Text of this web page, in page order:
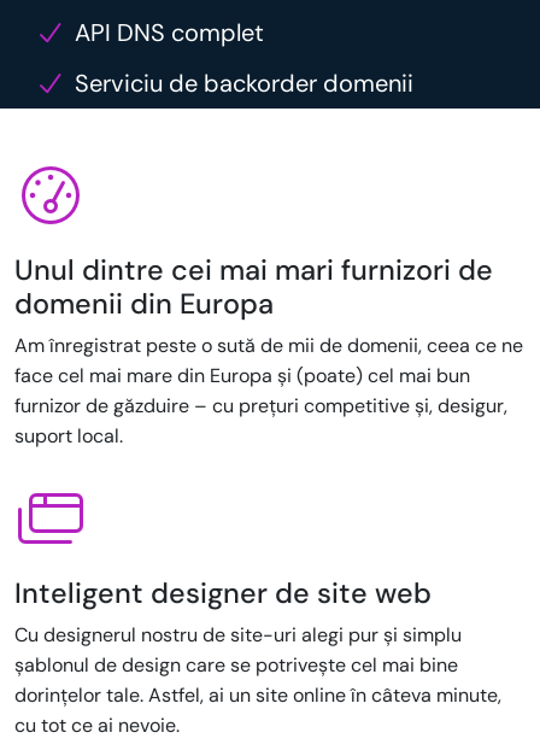
API DNS complet
Serviciu de backorder domenii
Unul dintre cei mai mari furnizori de
domenii din Europa
Am înregistrat peste o sută de mii de domenii, ceea ce ne
face cel mai mare din Europa și (poate) cel mai bun
furnizor de găzduire – cu prețuri competitive și, desigur,
suport local.
Inteligent designer de site web
Cu designerul nostru de site-uri alegi pur și simplu
șablonul de design care se potrivește cel mai bine
dorințelor tale. Astfel, ai un site online în câteva minute,
cu tot ce ai nevoie.